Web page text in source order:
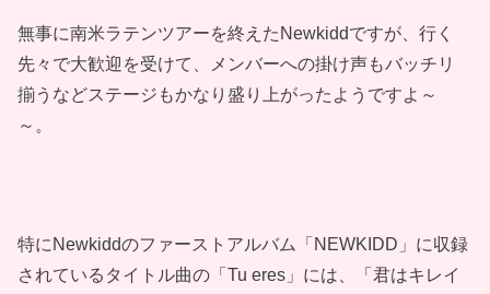
無事に南米ラテンツアーを終えたNewkiddですが、行く
先々で大歓迎を受けて、メンバーへの掛け声もバッチリ
揃うなどステージもかなり盛り上がったようですよ～
～。
特にNewkiddのファーストアルバム「NEWKIDD」に収録
されているタイトル曲の「Tu eres」には、「君はキレイ